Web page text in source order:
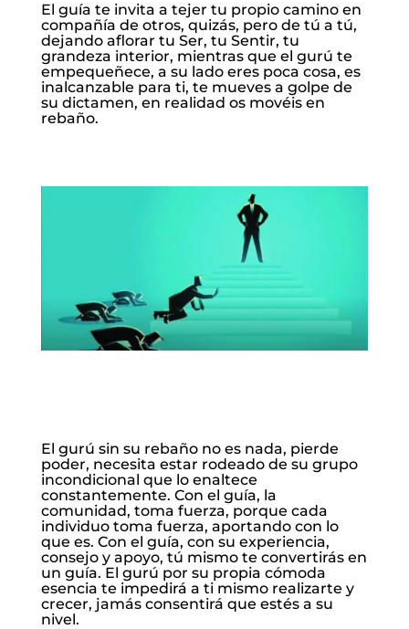
El guía te invita a tejer tu propio camino en
compañía de otros, quizás, pero de tú a tú,
dejando aflorar tu Ser, tu Sentir, tu
grandeza interior, mientras que el gurú te
empequeñece, a su lado eres poca cosa, es
inalcanzable para ti, te mueves a golpe de
su dictamen, en realidad os movéis en
rebaño.
El gurú sin su rebaño no es nada, pierde
poder, necesita estar rodeado de su grupo
incondicional que lo enaltece
constantemente. Con el guía, la
comunidad, toma fuerza, porque cada
individuo toma fuerza, aportando con lo
que es. Con el guía, con su experiencia,
consejo y apoyo, tú mismo te convertirás en
un guía. El gurú por su propia cómoda
esencia te impedirá a ti mismo realizarte y
crecer, jamás consentirá que estés a su
nivel.